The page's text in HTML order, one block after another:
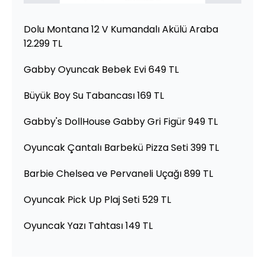
Dolu Montana 12 V Kumandalı Akülü Araba
12.299 TL
Gabby Oyuncak Bebek Evi 649 TL
Büyük Boy Su Tabancası 169 TL
Gabby's DollHouse Gabby Gri Figür 949 TL
Oyuncak Çantalı Barbekü Pizza Seti 399 TL
Barbie Chelsea ve Pervaneli Uçağı 899 TL
Oyuncak Pick Up Plaj Seti 529 TL
Oyuncak Yazı Tahtası 149 TL